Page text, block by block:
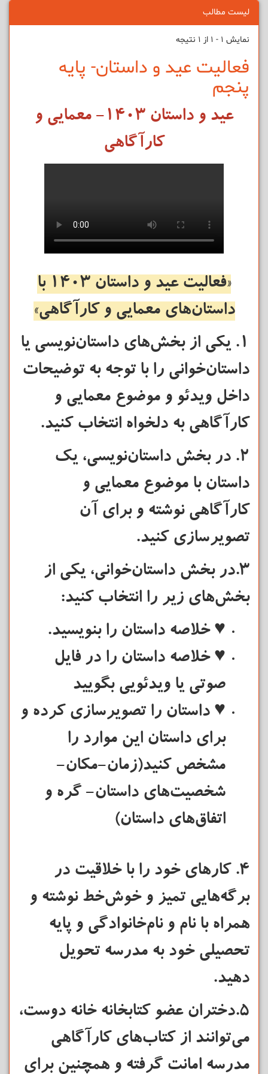
لیست مطالب
نمایش 1 - 1 از 1 نتیجه
فعالیت عید و داستان- پایه
پنجم
عید و داستان ۱۴۰۳- معمایی و
کارآگاهی
«فعالیت عید و داستان 1403
با
داستان‌های معمایی و کارآگاهی»
1. یکی از بخش‌های داستان‌نویسی یا
داستان‌خوانی را با توجه به توضیحات
داخل ویدئو و موضوع معمایی و
کارآگاهی به دلخواه انتخاب کنید.
2. در بخش داستان‌نویسی، یک
داستان با موضوع معمایی و
کارآگاهی نوشته و برای آن
تصویرسازی کنید.
3.در بخش داستان‌خوانی، یکی از
بخش‌های زیر را انتخاب کنید:
♥ خلاصه داستان را بنویسید.
♥ خلاصه داستان را در فایل
صوتی یا ویدئویی بگویید
♥ داستان را تصویرسازی کرده و
برای داستان این موارد را
مشخص کنید(زمان-مکان-
شخصیت‌های داستان- گره و
اتفاق‌های داستان)
۴. کارهای خود را با خلاقیت در
برگه‌هایی تمیز و خوش‌خط نوشته و
همراه با نام و نام‌خانوادگی و پایه
تحصیلی خود به مدرسه تحویل
دهید.
۵.دختران عضو کتابخانه خانه دوست،
می‌توانند از کتاب‌های کارآگاهی
مدرسه امانت گرفته و همچنین برای